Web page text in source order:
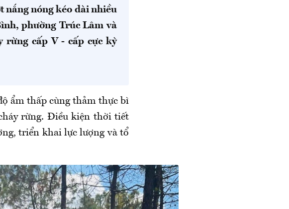
nắng nóng kéo dài nhiều
phường Trúc Lâm và
rừng cấp V - cấp cực kỳ
ẩm thấp cùng thảm thực bì
rừng. Điều kiện thời tiết
triển khai lực lượng và tổ